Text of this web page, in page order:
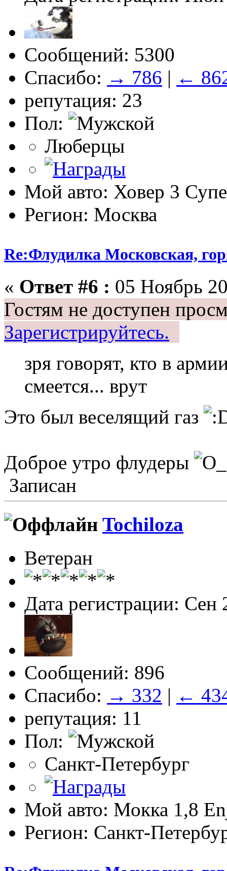
Сообщений: 5300
Спасибо: → 786 | ←
репутация: 23
Пол:
Люберцы
Мой авто: Ховер 3
Регион: Москва
Re:Флудилка Московская,
« Ответ #6 : 05 Ноябрь
Гостям не доступен
Зарегистрируйтесь.
зря говорят, кто в
смеется... врут
Это был веселящий газ
Доброе утро флудеры
Записан
Tochiloza
Ветеран
Дата регистрации: Сен
Сообщений: 896
Спасибо: → 332 | ←
репутация: 11
Пол:
Санкт-Петербург
Мой авто: Мокка 1,8
Регион: Санкт-